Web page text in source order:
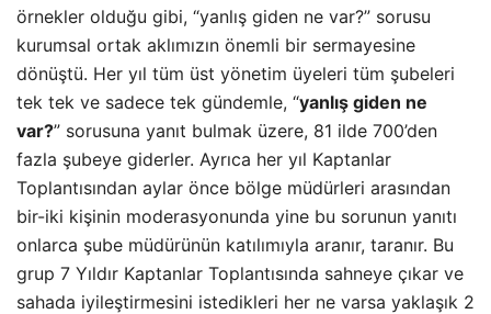
örnekler olduğu gibi, “yanlış giden ne var?” sorusu
kurumsal ortak aklımızın önemli bir sermayesine
dönüştü. Her yıl tüm üst yönetim üyeleri tüm şubeleri
tek tek ve sadece tek gündemle, “yanlış giden ne
var?” sorusuna yanıt bulmak üzere, 81 ilde 700’den
fazla şubeye giderler. Ayrıca her yıl Kaptanlar
Toplantısından aylar önce bölge müdürleri arasından
bir-iki kişinin moderasyonunda yine bu sorunun yanıtı
onlarca şube müdürünün katılımıyla aranır, taranır. Bu
grup 7 Yıldır Kaptanlar Toplantısında sahneye çıkar ve
sahada iyileştirmesini istedikleri her ne varsa yaklaşık 2